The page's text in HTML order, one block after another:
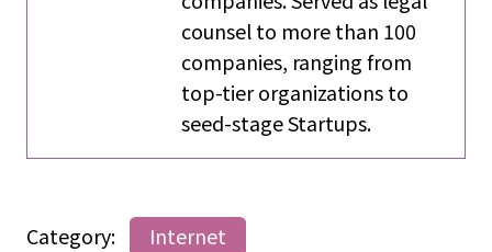
counsel to more than 100
companies, ranging from
top-tier organizations to
seed-stage Startups.
Category:
Internet